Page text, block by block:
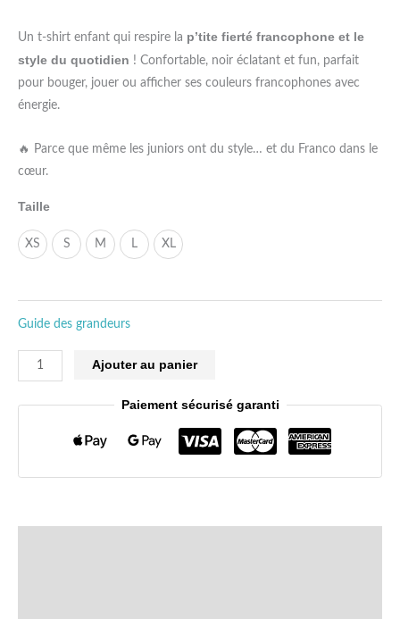
Un t‑shirt enfant qui respire la p’tite fierté francophone et le
style du quotidien ! Confortable, noir éclatant et fun, parfait
pour bouger, jouer ou afficher ses couleurs francophones avec
énergie.
🔥 Parce que même les juniors ont du style… et du Franco dans le
cœur.
Taille
XS S M L XL
Guide des grandeurs
francophone
Ajouter au panier
Paiement sécurisé garanti